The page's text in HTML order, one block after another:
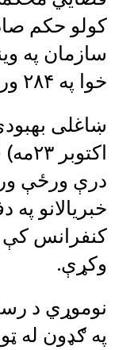
کولو حکم
سازمان په
خوا په ۲۸۴ ورځو بند محکوم شوی و.
ښاغلی
درې ورځې
خبریالانو
کنفرانس
وکړې.
نوموړي د
په ګډون له